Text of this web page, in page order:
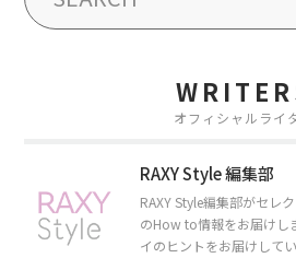
オフィシャルライ
RAXY Style 編集部
RAXY Style編集部がセレ
のHow to情報をお届けし
イのヒントをお届けして